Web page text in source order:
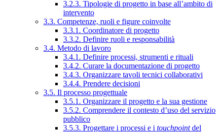
3.2.3. Tipologie di progetto in base all’ambito di
intervento
3.3. Competenze, ruoli e figure coinvolte
3.3.1. Coordinatore di progetto
3.3.2. Definire ruoli e responsabilità
3.4. Metodo di lavoro
3.4.1. Definire processi, strumenti e rituali
3.4.2. Curare la documentazione di progetto
3.4.3. Organizzare tavoli tecnici collaborativi
3.4.4. Prendere decisioni
3.5. Il processo progettuale
3.5.1. Organizzare il progetto e la sua gestione
3.5.2. Comprendere il contesto d’uso del servizio
pubblico
3.5.3. Progettare i processi e i touchpointdel